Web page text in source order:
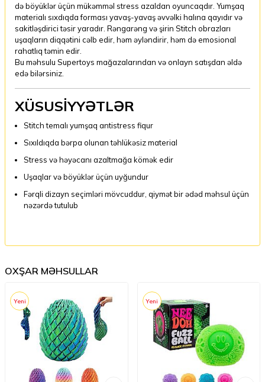
də böyüklər üçün mükəmməl stress azaldan oyuncaqdır. Yumşaq
materialı sıxdıqda forması yavaş-yavaş əvvəlki halına qayıdır və
sakitləşdirici təsir yaradır. Rəngarəng və şirin Stitch obrazları
uşaqların diqqətini cəlb edir, həm əyləndirir, həm də emosional
rahatlıq təmin edir.
Bu məhsulu Supertoys mağazalarından və onlayn satışdan əldə
edə bilərsiniz.
XÜSUSİYYƏTLƏR
Stitch temalı yumşaq antistress fiqur
Sıxıldıqda bərpa olunan təhlükəsiz material
Stress və həyəcanı azaltmağa kömək edir
Uşaqlar və böyüklər üçün uyğundur
Fərqli dizayn seçimləri mövcuddur, qiymət bir ədəd məhsul üçün
nəzərdə tutulub
OXŞAR MƏHSULLAR
Yeni Yeni